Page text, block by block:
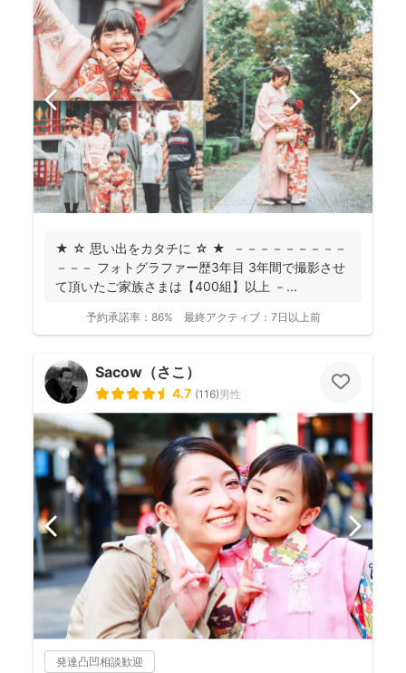
★ ☆ 思い出をカタチに ☆ ★ －－－－－－－－－
－－－ フォトグラファー歴3年目 3年間で撮影させ
て頂いたご家族さまは【400組】以上 －...
予約承諾率： 86% 最終アクティブ： 7日以上前
Sacow（さこ）
4.7 (116)男性
発達凸凹相談歓迎